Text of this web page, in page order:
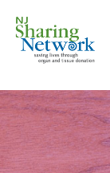
de
Intercambio
de
Nueva
Jersey